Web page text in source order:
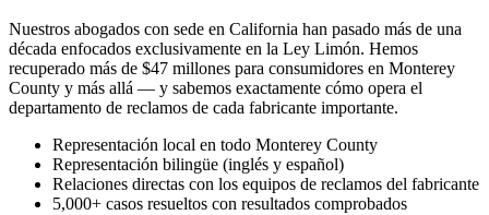
Nuestros abogados con sede en California han pasado más de una
década enfocados exclusivamente en la Ley Limón. Hemos
recuperado más de $47 millones para consumidores en Monterey
County y más allá — y sabemos exactamente cómo opera el
departamento de reclamos de cada fabricante importante.
Representación local en todo Monterey County
Representación bilingüe (inglés y español)
Relaciones directas con los equipos de reclamos del fabricante
5,000+ casos resueltos con resultados comprobados